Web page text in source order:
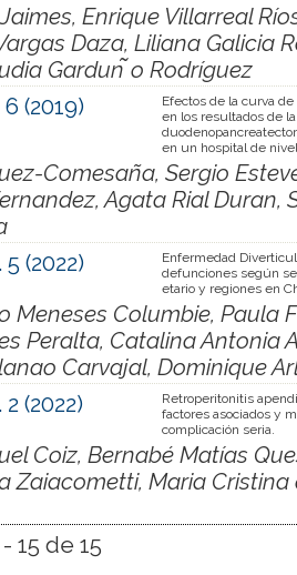
Enrique Villarreal
Daza, Liliana Galicia
Gardun ̃o Rodríguez
(2019)
Efectos de la curva
en los resultados de la
en un hospital de
Comesaña, Sergio
Agata Rial Duran,
(2022)
Enfermedad
defunciones según
etario y regiones en
Meneses Columbie, Paula
Peralta, Catalina Antonia
Carvajal, Dominique
(2022)
Retroperitonitis
factores asociados y
complicación seria.
Coiz, Bernabé Matías
Zaiacometti, Maria Cristina
15 de 15